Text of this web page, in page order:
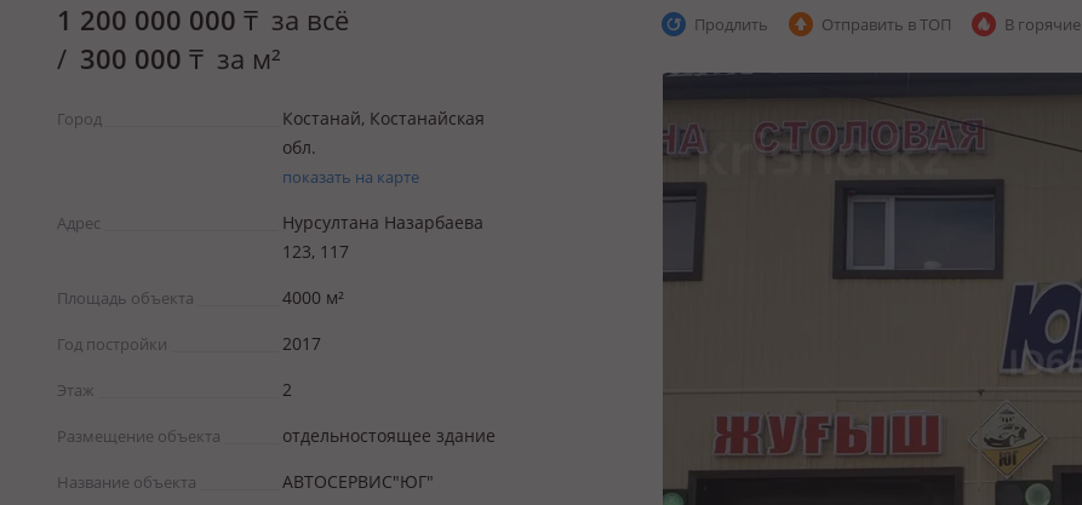
1 200 000 000 ₸ за всё
/ 300 000 ₸ за м²
Город
Костанай, Костанайская
обл.
показать на карте
Адрес
Нурсултана Назарбаева
123, 117
Площадь объекта 4000 м²
Год постройки 2017
Этаж 2
Размещение объекта отдельностоящее здание
Название объекта АВТОСЕРВИС"ЮГ"
Продлить Отправить в ТОП В горячие